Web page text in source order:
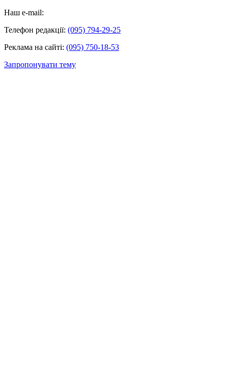
Наш e-mail:
Телефон редакції: (095) 794-29-25
Реклама на сайті: (095) 750-18-53
Запропонувати тему